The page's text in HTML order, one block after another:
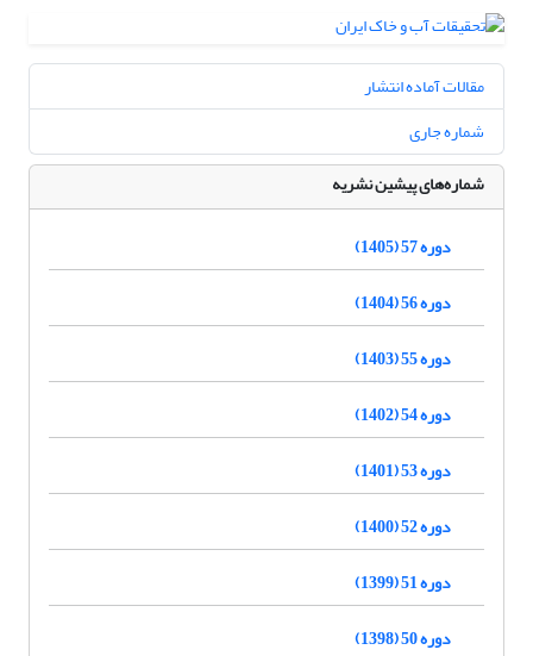
مقالات آماده انتشار
شماره جاری
شماره‌های پیشین نشریه
دوره 57 (1405)
دوره 56 (1404)
دوره 55 (1403)
دوره 54 (1402)
دوره 53 (1401)
دوره 52 (1400)
دوره 51 (1399)
دوره 50 (1398)